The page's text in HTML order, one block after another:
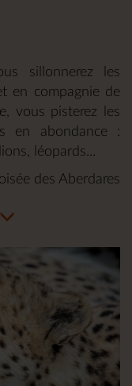
sillonnerez les
en compagnie de
vous pisterez les
en abondance :
léopards...
des Aberdares
une faune
les gerenuk qui
pour partir à la
de la
6ème jour, vous
et ses lacs. Enfin,
mesure dans la